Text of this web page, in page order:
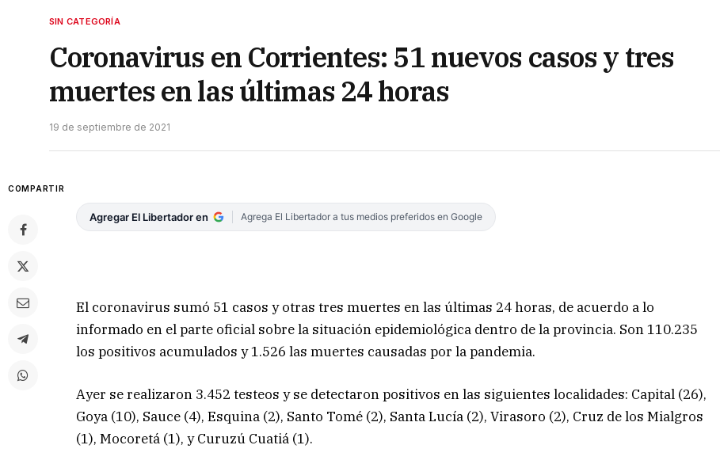
SIN CATEGORÍA
Coronavirus en Corrientes: 51 nuevos casos y tres
muertes en las últimas 24 horas
19 de septiembre de 2021
COMPARTIR
Agregar El Libertador en Agrega El Libertador a tus medios preferidos en Google
El coronavirus sumó 51 casos y otras tres muertes en las últimas 24 horas, de acuerdo a lo
informado en el parte oficial sobre la situación epidemiológica dentro de la provincia. Son 110.235
los positivos acumulados y 1.526 las muertes causadas por la pandemia.
Ayer se realizaron 3.452 testeos y se detectaron positivos en las siguientes localidades: Capital (26),
Goya (10), Sauce (4), Esquina (2), Santo Tomé (2), Santa Lucía (2), Virasoro (2), Cruz de los Mialgros
(1), Mocoretá (1), y Curuzú Cuatiá (1).